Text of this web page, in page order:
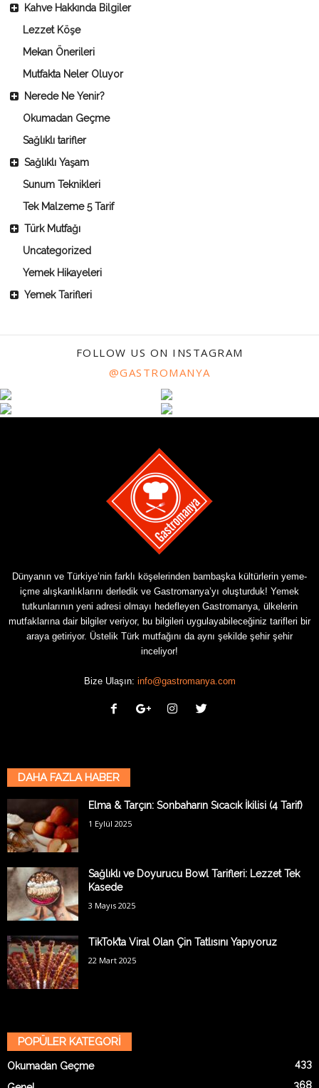
Kahve Hakkında Bilgiler
Lezzet Köşe
Mekan Önerileri
Mutfakta Neler Oluyor
Nerede Ne Yenir?
Okumadan Geçme
Sağlıklı tarifler
Sağlıklı Yaşam
Sunum Teknikleri
Tek Malzeme 5 Tarif
Türk Mutfağı
Uncategorized
Yemek Hikayeleri
Yemek Tarifleri
FOLLOW US ON INSTAGRAM
@GASTROMANYA
Dünyanın ve Türkiye’nin farklı köşelerinden bambaşka kültürlerin yeme-
içme alışkanlıklarını derledik ve Gastromanya’yı oluşturduk! Yemek
tutkunlarının yeni adresi olmayı hedefleyen Gastromanya, ülkelerin
mutfaklarına dair bilgiler veriyor, bu bilgileri uygulayabileceğiniz tarifleri bir
araya getiriyor. Üstelik Türk mutfağını da aynı şekilde şehir şehir
inceliyor!
Bize Ulaşın: info@gastromanya.com
DAHA FAZLA HABER
Elma & Tarçın: Sonbaharın Sıcacık İkilisi (4 Tarif)
1 Eylül 2025
Sağlıklı ve Doyurucu Bowl Tarifleri: Lezzet Tek
Kasede
3 Mayıs 2025
TikTok’ta Viral Olan Çin Tatlısını Yapıyoruz
22 Mart 2025
POPÜLER KATEGORİ
Okumadan Geçme 433
368